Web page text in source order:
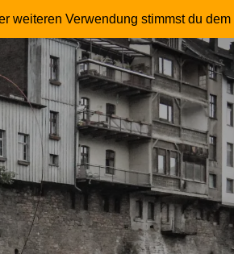
– Master Instruktor –
weiteren Verwendung stimmst du dem